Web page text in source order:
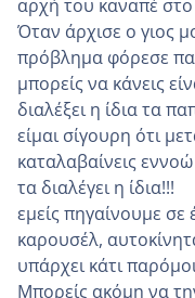
αρχή του καναπέ στο
Όταν άρχισε ο γιος
πρόβλημα φόρεσε
μπορείς να κάνεις
διαλέξει η ίδια τα
είμαι σίγουρη ότι
καταλαβαίνεις
τα διαλέγει η ίδια!!!
εμείς πηγαίνουμε σε
καρουσέλ,
υπάρχει κάτι
Μπορείς ακόμη να